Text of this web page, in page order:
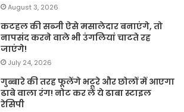
August 3, 2026
कटहल की सब्जी ऐसे मसालेदार बनाएंगे, तो
नापसंद करने वाले भी उंगलियां चाटते रह
जाएंगे!
July 24, 2026
गुब्बारे की तरह फूलेंगे भटूरे और छोलों में आएगा
ढाबे वाला रंग! नोट कर लें ये ढाबा स्टाइल
रेसिपी